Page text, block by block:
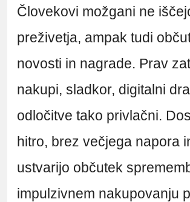
Človekovi možgani ne
preživetja, ampak tudi
novosti in nagrade. Prav
nakupi, sladkor, digitalni
odločitve tako privlačni.
hitro, brez večjega napora
ustvarijo občutek
impulzivnem nakupovanju